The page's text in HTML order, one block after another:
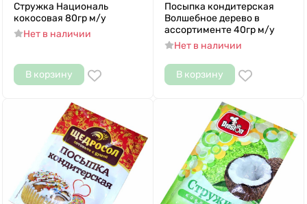
Стружка Националь
кокосовая 80гр м/у
Нет в наличии
В корзину
Посыпка кондитерская
Волшебное дерево в
ассортименте 40гр м/у
Нет в наличии
В корзину